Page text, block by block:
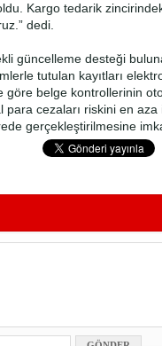
Kargo tedarik
dedi.
güncelleme desteği
tutulan kayıtları
belge kontrollerinin
para cezaları riskini en
gerçekleştirilmesine